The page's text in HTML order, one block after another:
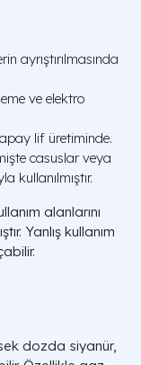
ayrıştırılmasında
ve elektro
lif üretiminde.
casuslar veya
kullanılmıştır.
alanlarını
Yanlış kullanım
dozda siyanür,